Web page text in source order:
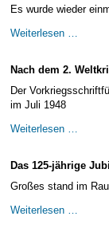
Es wurde wieder
Weiterlesen …
Nach dem 2.
Der
im Juli 1948
Weiterlesen …
Das 125-jährige
Großes stand im
Weiterlesen …